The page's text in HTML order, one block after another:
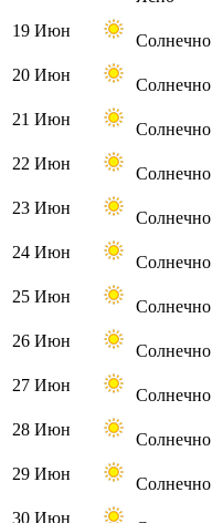
19 Июн
Солнечно
20 Июн
Солнечно
21 Июн
Солнечно
22 Июн
Солнечно
23 Июн
Солнечно
24 Июн
Солнечно
25 Июн
Солнечно
26 Июн
Солнечно
27 Июн
Солнечно
28 Июн
Солнечно
29 Июн
Солнечно
30 Июн